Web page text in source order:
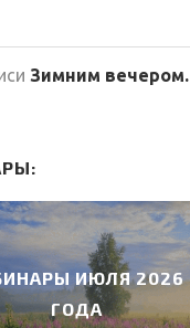
Зимним вечером.
ИЮЛЯ 2026
ГОДА